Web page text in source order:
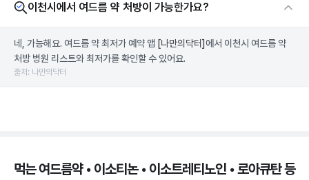
이천시에서 여드름 약 처방이 가능한가요?
네, 가능해요. 여드름 약 최저가 예약 앱 [나만의닥터] 에서 이천시 여드름 약
처방 병원 리스트와 최저가를 확인할 수 있어요.
출처: 나만의닥터
먹는 여드름약 • 이소티논 • 이소트레티노인 • 로아큐탄 등